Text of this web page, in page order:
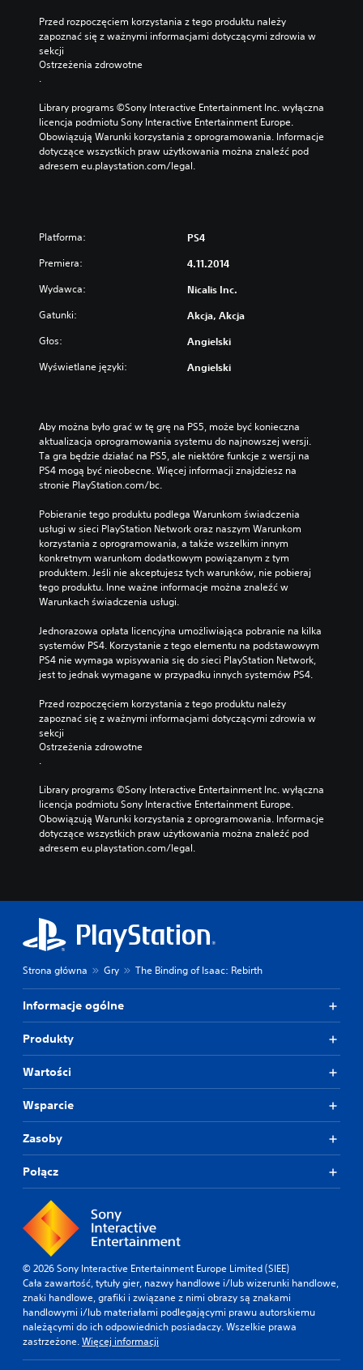
Przed rozpoczęciem korzystania z tego produktu należy
zapoznać się z ważnymi informacjami dotyczącymi zdrowia w
sekcji
Ostrzeżenia zdrowotne
.
Library programs ©Sony Interactive Entertainment Inc. wyłączna
licencja podmiotu Sony Interactive Entertainment Europe.
Obowiązują Warunki korzystania z oprogramowania. Informacje
dotyczące wszystkich praw użytkowania można znaleźć pod
adresem eu.playstation.com/legal.
Platforma: PS4
Premiera: 4.11.2014
Wydawca: Nicalis Inc.
Gatunki: Akcja, Akcja
Głos: Angielski
Wyświetlane języki: Angielski
Aby można było grać w tę grę na PS5, może być konieczna
aktualizacja oprogramowania systemu do najnowszej wersji.
Ta gra będzie działać na PS5, ale niektóre funkcje z wersji na
PS4 mogą być nieobecne. Więcej informacji znajdziesz na
stronie PlayStation.com/bc.
Pobieranie tego produktu podlega Warunkom świadczenia
usługi w sieci PlayStation Network oraz naszym Warunkom
korzystania z oprogramowania, a także wszelkim innym
konkretnym warunkom dodatkowym powiązanym z tym
produktem. Jeśli nie akceptujesz tych warunków, nie pobieraj
tego produktu. Inne ważne informacje można znaleźć w
Warunkach świadczenia usługi.
Jednorazowa opłata licencyjna umożliwiająca pobranie na kilka
systemów PS4. Korzystanie z tego elementu na podstawowym
PS4 nie wymaga wpisywania się do sieci PlayStation Network,
jest to jednak wymagane w przypadku innych systemów PS4.
Przed rozpoczęciem korzystania z tego produktu należy
zapoznać się z ważnymi informacjami dotyczącymi zdrowia w
sekcji
Ostrzeżenia zdrowotne
.
Library programs ©Sony Interactive Entertainment Inc. wyłączna
licencja podmiotu Sony Interactive Entertainment Europe.
Obowiązują Warunki korzystania z oprogramowania. Informacje
dotyczące wszystkich praw użytkowania można znaleźć pod
adresem eu.playstation.com/legal.
Strona główna Gry The Binding of Isaac: Rebirth
Informacje ogólne
Produkty
Wartości
Wsparcie
Zasoby
Połącz
© 2026 Sony Interactive Entertainment Europe Limited (SIEE)
Cała zawartość, tytuły gier, nazwy handlowe i/lub wizerunki handlowe,
znaki handlowe, grafiki i związane z nimi obrazy są znakami
handlowymi i/lub materiałami podlegającymi prawu autorskiemu
należącymi do ich odpowiednich posiadaczy. Wszelkie prawa
zastrzeżone.Więcej informacji